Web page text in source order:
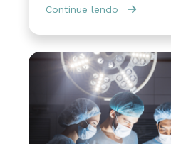
Continue lendo